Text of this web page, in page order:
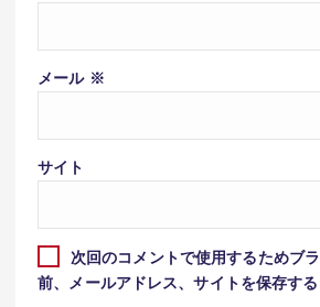
メール ※
サイト
次回のコメントで使用するためブ
前、メールアドレス、サイトを保存する